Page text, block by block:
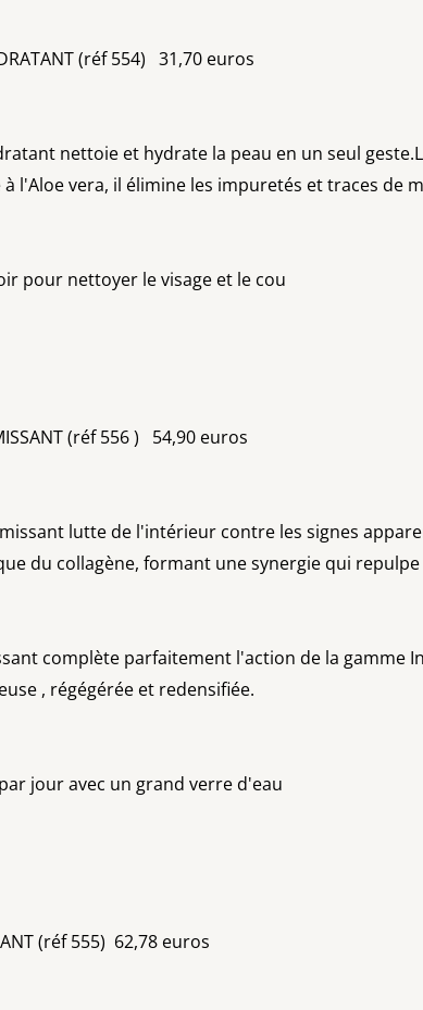
(réf 554) 31,70 euros
nettoie et hydrate la peau en un seul
l'Aloe vera, il élimine les impuretés et traces de
pour nettoyer le visage et le cou
(réf 556 ) 54,90 euros
lutte de l'intérieur contre les signes
du collagène, formant une synergie qui
complète parfaitement l'action de la gamme
, régégérée et redensifiée.
jour avec un grand verre d'eau
(réf 555) 62,78 euros